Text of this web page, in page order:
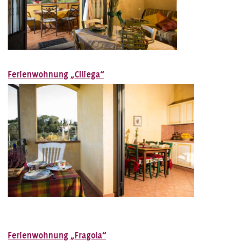
Ferienwohnung „Ciliega“
Ferienwohnung „Fragola“